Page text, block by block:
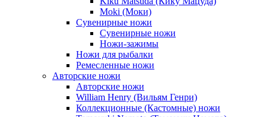
Moki (Моки)
Сувенирные ножи
Сувенирные ножи
Ножи-зажимы
Ножи для рыбалки
Ремесленные ножи
Авторские ножи
Авторские ножи
William Henry (Вильям Генри)
Коллекционные (Кастомные) ножи